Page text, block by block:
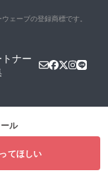
ェーブの登録商標です。
ナー
ル
てほしい